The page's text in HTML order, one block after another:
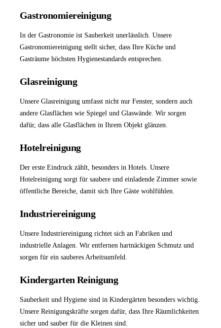
Gastronomiereinigung
In der Gastronomie ist Sauberkeit unerlässlich. Unsere
Gastronomiereinigung stellt sicher, dass Ihre Küche und
Gasträume höchsten Hygienestandards entsprechen.
Glasreinigung
Unsere Glasreinigung umfasst nicht nur Fenster, sondern auch
andere Glasflächen wie Spiegel und Glaswände. Wir sorgen
dafür, dass alle Glasflächen in Ihrem Objekt glänzen.
Hotelreinigung
Der erste Eindruck zählt, besonders in Hotels. Unsere
Hotelreinigung sorgt für saubere und einladende Zimmer sowie
öffentliche Bereiche, damit sich Ihre Gäste wohlfühlen.
Industriereinigung
Unsere Industriereinigung richtet sich an Fabriken und
industrielle Anlagen. Wir entfernen hartnäckigen Schmutz und
sorgen für ein sauberes Arbeitsumfeld.
Kindergarten Reinigung
Sauberkeit und Hygiene sind in Kindergärten besonders wichtig.
Unsere Reinigungskräfte sorgen dafür, dass Ihre Räumlichkeiten
sicher und sauber für die Kleinen sind.